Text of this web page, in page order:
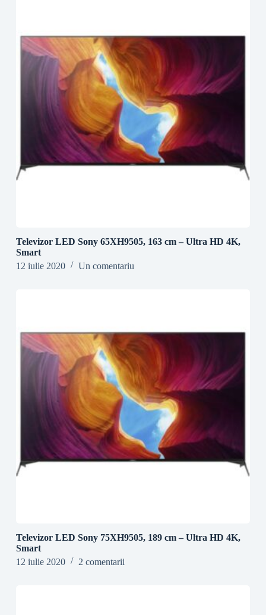
Televizor LED Sony 65XH9505, 163 cm – Ultra HD 4K,
Smart
12 iulie 2020
Un comentariu
Televizor LED Sony 75XH9505, 189 cm – Ultra HD 4K,
Smart
12 iulie 2020
2 comentarii